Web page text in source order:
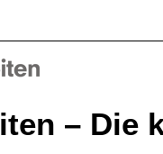
– Die